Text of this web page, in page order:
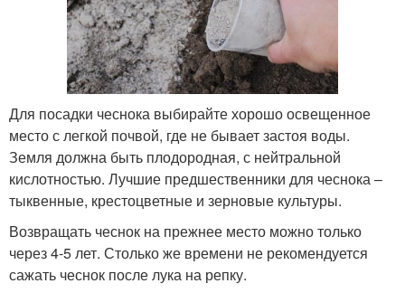
Для посадки чеснока выбирайте хорошо освещенное
место с легкой почвой, где не бывает застоя воды.
Земля должна быть плодородная, с нейтральной
кислотностью. Лучшие предшественники для чеснока –
тыквенные, крестоцветные и зерновые культуры.
Возвращать чеснок на прежнее место можно только
через 4-5 лет. Столько же времени не рекомендуется
сажать чеснок после лука на репку.